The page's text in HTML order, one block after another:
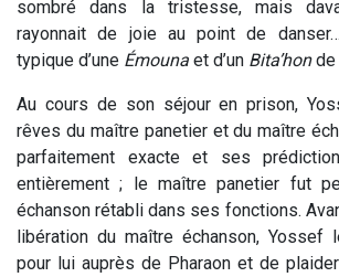
sombré dans la tristesse, mais
rayonnait de joie au point de danser…
typique d’une Émouna et d’un Bita’honde
Au cours de son séjour en prison,
rêves du maître panetier et du maître
parfaitement exacte et ses
entièrement ; le maître panetier fut
échanson rétabli dans ses fonctions.
libération du maître échanson, Yossef
pour lui auprès de Pharaon et de